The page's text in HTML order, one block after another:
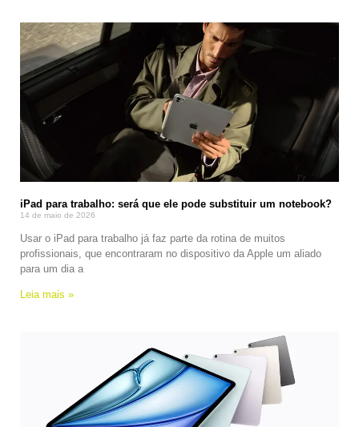
iPad para trabalho: será que ele pode substituir um notebook?
14 de maio de 2026
Usar o iPad para trabalho já faz parte da rotina de muitos
profissionais, que encontraram no dispositivo da Apple um aliado
para um dia a
Leia mais »